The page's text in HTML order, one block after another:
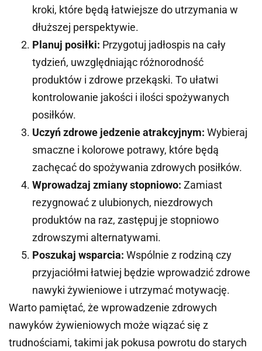
kroki, które będą łatwiejsze do utrzymania w
dłuższej perspektywie.
Planuj posiłki: Przygotuj jadłospis na cały
tydzień, uwzględniając różnorodność
produktów i zdrowe przekąski. To ułatwi
kontrolowanie jakości i ilości spożywanych
posiłków.
Uczyń zdrowe jedzenie atrakcyjnym: Wybieraj
smaczne i kolorowe potrawy, które będą
zachęcać do spożywania zdrowych posiłków.
Wprowadzaj zmiany stopniowo: Zamiast
rezygnować z ulubionych, niezdrowych
produktów na raz, zastępuj je stopniowo
zdrowszymi alternatywami.
Poszukaj wsparcia: Wspólnie z rodziną czy
przyjaciółmi łatwiej będzie wprowadzić zdrowe
nawyki żywieniowe i utrzymać motywację.
Warto pamiętać, że wprowadzenie zdrowych
nawyków żywieniowych może wiązać się z
trudnościami, takimi jak pokusa powrotu do starych